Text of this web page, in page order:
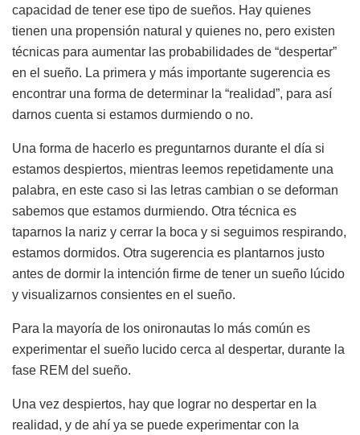
capacidad de tener ese tipo de sueños. Hay quienes
tienen una propensión natural y quienes no, pero existen
técnicas para aumentar las probabilidades de “despertar”
en el sueño. La primera y más importante sugerencia es
encontrar una forma de determinar la “realidad”, para así
darnos cuenta si estamos durmiendo o no.
Una forma de hacerlo es preguntarnos durante el día si
estamos despiertos, mientras leemos repetidamente una
palabra, en este caso si las letras cambian o se deforman
sabemos que estamos durmiendo. Otra técnica es
taparnos la nariz y cerrar la boca y si seguimos respirando,
estamos dormidos. Otra sugerencia es plantarnos justo
antes de dormir la intención firme de tener un sueño lúcido
y visualizarnos consientes en el sueño.
Para la mayoría de los onironautas lo más común es
experimentar el sueño lucido cerca al despertar, durante la
fase REM del sueño.
Una vez despiertos, hay que lograr no despertar en la
realidad, y de ahí ya se puede experimentar con la